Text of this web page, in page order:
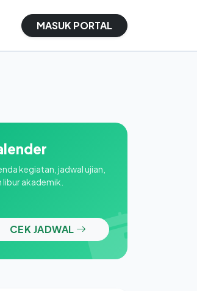
MASUK PORTAL
kegiatan, jadwal ujian,
libur akademik.
CEK JADWAL